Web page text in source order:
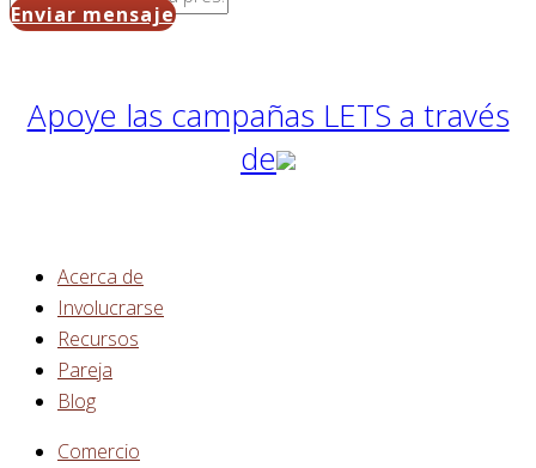
Enviar mensaje
Apoye las campañas LETS a través
de
Acerca de
Involucrarse
Recursos
Pareja
Blog
Comercio